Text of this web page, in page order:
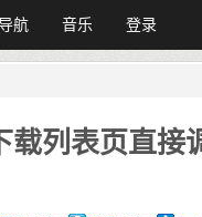
航 音乐 登录
载列表页直接